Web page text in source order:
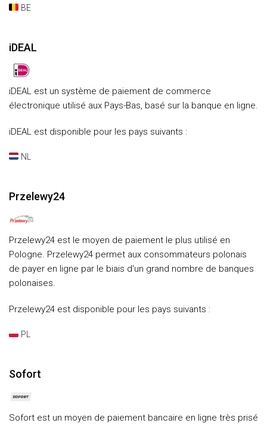
BE
iDEAL
iDEAL est un système de paiement de commerce
électronique utilisé aux Pays-Bas, basé sur la banque en ligne.
iDEAL est disponible pour les pays suivants :
NL
Przelewy24
Przelewy24 est le moyen de paiement le plus utilisé en
Pologne. Przelewy24 permet aux consommateurs polonais
de payer en ligne par le biais d'un grand nombre de banques
polonaises.
Przelewy24 est disponible pour les pays suivants :
PL
Sofort
Sofort est un moyen de paiement bancaire en ligne très prisé